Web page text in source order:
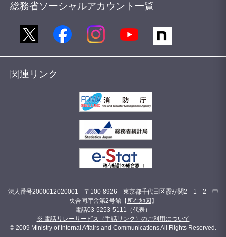
総務省ソーシャルアカウント一覧
関連リンク
法人番号2000012020001 〒100-8926 東京都千代田区霞が関2－1－2 中
央合同庁舎第2号館【 所在地図 】
電話03-5253-5111（代表）
※ 電話リレーサービス（手話リンク）のご利用について
© 2009 Ministry of Internal Affairs and Communications All Rights Reserved.